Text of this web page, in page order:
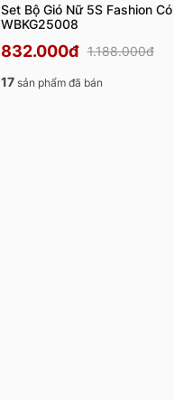
Set Bộ Gió Nữ 5S Fashion
WBKG25008
832.000đ 1.188.000đ
17sản phẩm đã bán